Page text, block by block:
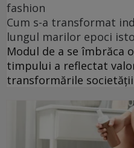
fashion
Cum s-a transformat
lungul marilor epoci
Modul de a se îmbrăca
timpului a reflectat
transformările